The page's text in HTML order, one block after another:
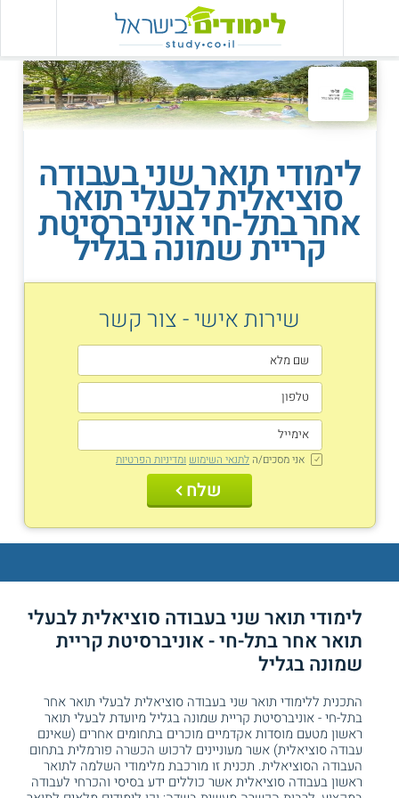
לימודי תואר שני בעבודה
סוציאלית לבעלי תואר
אחר בתל-חי אוניברסיטת
קריית שמונה בגליל
שירות אישי - צור קשר
אני מסכים/ה לתנאי השימוש ומדיניות הפרטיות
שלח
לימודי תואר שני בעבודה סוציאלית לבעלי
תואר אחר בתל-חי - אוניברסיטת קריית
שמונה בגליל
התכנית ללימודי תואר שני בעבודה סוציאלית לבעלי תואר אחר
בתל-חי - אוניברסיטת קריית שמונה בגליל מיועדת לבעלי תואר
ראשון מטעם מוסדות אקדמיים מוכרים בתחומים אחרים (שאינם
עבודה סוציאלית) אשר מעוניינים לרכוש הכשרה פורמלית בתחום
העבודה הסוציאלית. תכנית זו מורכבת מלימודי השלמה לתואר
ראשון בעבודה סוציאלית אשר כוללים ידע בסיסי והכרחי לעבודה